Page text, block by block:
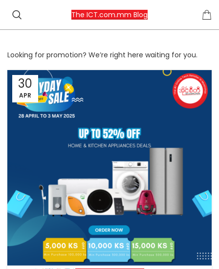
The ICT.com.mm Blog
Looking for promotion? We’re right here waiting for you.
30
APR